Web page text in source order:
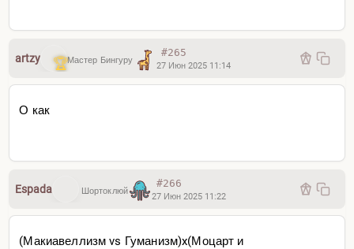
artzy Мастер Бингуру
#265
27 Июн 2025 11:14
О как
Espada Шортоклюй
#266
27 Июн 2025 11:22
(Макиавеллизм vs Гуманизм)x(Моцарт и